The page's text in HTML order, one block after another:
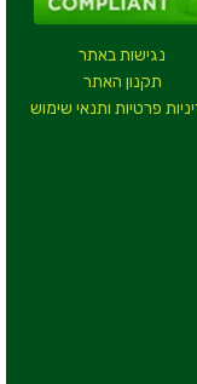
נגישות באתר
תקנון האתר
פרטיות ותנאי שימוש